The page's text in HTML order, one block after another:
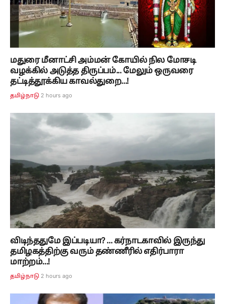
மதுரை மீனாட்சி அம்மன் கோயில் நில மோசடி
வழக்கில் அடுத்த திருப்பம்... மேலும் ஒருவரை
தட்டித்தூக்கிய காவல்துறை...!
தமிழ்நாடு 2 hours ago
விடிந்ததுமே இப்படியா? ... கர்நாடகாவில் இருந்து
தமிழகத்திற்கு வரும் தண்ணீரில் எதிர்பாரா
மாற்றம்...!
தமிழ்நாடு 2 hours ago